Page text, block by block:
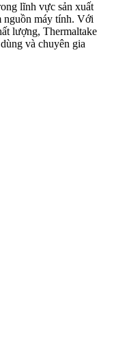
lĩnh vực sản xuất
nguồn máy tính. Với
lượng, Thermaltake
và chuyên gia